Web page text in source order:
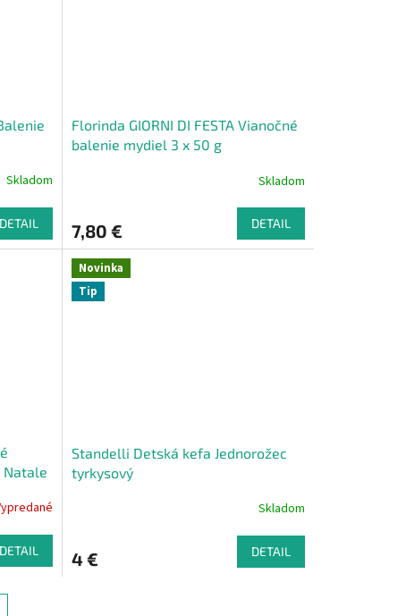
Skladom
DETAIL
Florinda GIORNI DI FESTA Vianočné
balenie mydiel 3 x 50 g
Skladom
7,80 € DETAIL
Natale
DETAIL
Novinka
Tip
Standelli Detská kefa Jednorožec
tyrkysový
Skladom
4 € DETAIL